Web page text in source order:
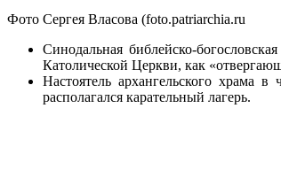
Фото Сергея Власова (foto.patriarchia.ru
Синодальная библейско-
Католической Церкви, как
Настоятель архангельского храма
располагался карательный лагерь.